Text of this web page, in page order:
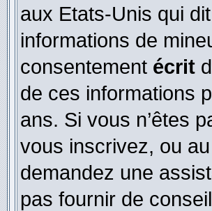
aux Etats-Unis qui
informations de
consentement écrit
de ces informations
ans. Si vous n’êtes
vous inscrivez, ou
demandez une
pas fournir de